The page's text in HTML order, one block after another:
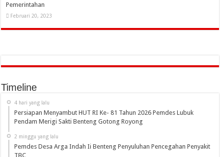
Pemerintahan
Februari 20, 2023
Timeline
4 hari yang lalu
Persiapan Menyambut HUT RI Ke- 81 Tahun 2026 Pemdes Lubuk
Pendam Merigi Sakti Benteng Gotong Royong
2 minggu yang lalu
Pemdes Desa Arga Indah Ii Benteng Penyuluhan Pencegahan Penyakit
TBC